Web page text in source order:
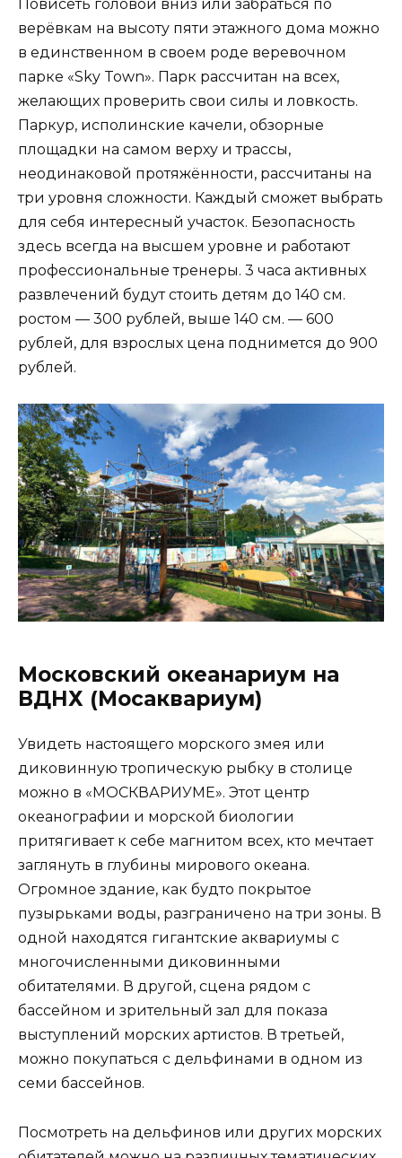
Повисеть головой вниз или забраться по
верёвкам на высоту пяти этажного дома можно
в единственном в своем роде веревочном
парке «Sky Town». Парк рассчитан на всех,
желающих проверить свои силы и ловкость.
Паркур, исполинские качели, обзорные
площадки на самом верху и трассы,
неодинаковой протяжённости, рассчитаны на
три уровня сложности. Каждый сможет выбрать
для себя интересный участок. Безопасность
здесь всегда на высшем уровне и работают
профессиональные тренеры. 3 часа активных
развлечений будут стоить детям до 140 см.
ростом — 300 рублей, выше 140 см. — 600
рублей, для взрослых цена поднимется до 900
рублей.
Московский океанариум на
ВДНХ (Мосаквариум)
Увидеть настоящего морского змея или
диковинную тропическую рыбку в столице
можно в «МОСКВАРИУМЕ». Этот центр
океанографии и морской биологии
притягивает к себе магнитом всех, кто мечтает
заглянуть в глубины мирового океана.
Огромное здание, как будто покрытое
пузырьками воды, разграничено на три зоны. В
одной находятся гигантские аквариумы с
многочисленными диковинными
обитателями. В другой, сцена рядом с
бассейном и зрительный зал для показа
выступлений морских артистов. В третьей,
можно покупаться с дельфинами в одном из
семи бассейнов.
Посмотреть на дельфинов или других морских